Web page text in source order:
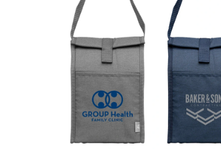
zoome
piletasterne
panorere